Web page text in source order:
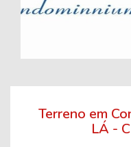
Terreno em
LÁ -